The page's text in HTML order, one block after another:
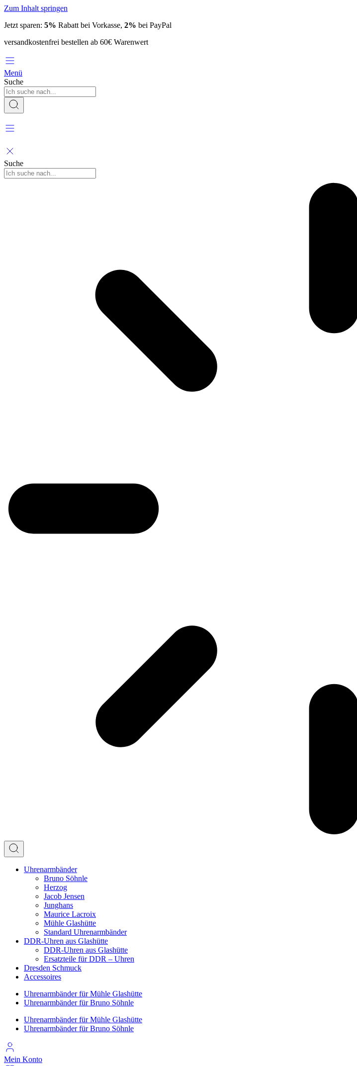
Zum Inhalt springen
Jetzt sparen: 5% Rabatt bei Vorkasse, 2% bei PayPal
versandkostenfrei bestellen ab 60€ Warenwert
Menü
Suche
Suche
Uhrenarm­bänder
Bruno Söhnle
Herzog
Jacob Jensen
Junghans
Maurice Lacroix
Mühle Glashütte
Standard Uhrenarmbänder
DDR-Uhren aus Glashütte
DDR-Uhren aus Glashütte
Ersatzteile für DDR – Uhren
Dresden Schmuck
Accessoires
Uhrenarmbänder für Mühle Glashütte
Uhrenarmbänder für Bruno Söhnle
Uhrenarmbänder für Mühle Glashütte
Uhrenarmbänder für Bruno Söhnle
Mein Konto